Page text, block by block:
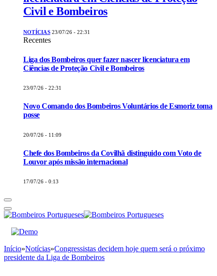
Civil e Bombeiros
NOTÍCIAS 23/07/26 - 22:31
Recentes
Liga dos Bombeiros quer fazer nascer licenciatura em
Ciências de Proteção Civil e Bombeiros
23/07/26 - 22:31
Novo Comando dos Bombeiros Voluntários de Esmoriz toma
posse
20/07/26 - 11:09
Chefe dos Bombeiros da Covilhã distinguido com Voto de
Louvor após missão internacional
17/07/26 - 0:13
Início»Notícias»Congressistas decidem hoje quem será o próximo
presidente da Liga de Bombeiros